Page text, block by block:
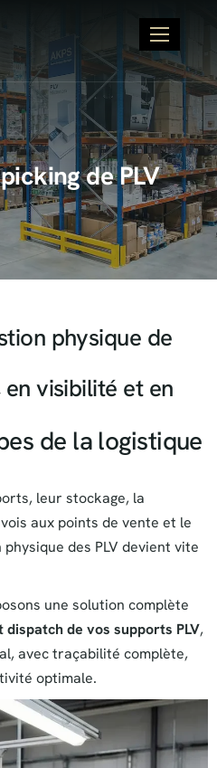
de PLV
physique de
en visibilité et en
de la logistique
leur stockage, la
aux points de vente et le
des PLV devient vite
une solution complète
dispatch de vos supports PLV,
avec traçabilité complète,
optimale.